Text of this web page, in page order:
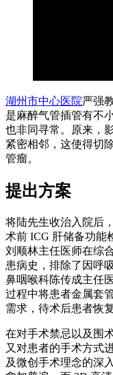
湖州市中心医院严强
是麻醉气管插管有不
也非同寻常。原来，
紧密相邻，这使得切
管瘤。
提出方案
将陆先生收治入院后
术前 ICG 肝储备功能
刘顺林主任医师在综
患病史，排除了因呼
鼻咽喉科陈传成主任
过程中将患者金属套
需求，待术后患者恢
在对手术禁忌以及围
又对患者的手术方式
及微创手术理念的深